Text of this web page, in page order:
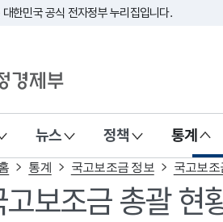
대한민국 공식 전자정부 누리집입니다.
부(www.mofe.go.kr)
뉴스 정책 통계
통계 국고보조금 정보 국고보조
고보조금 총괄 현